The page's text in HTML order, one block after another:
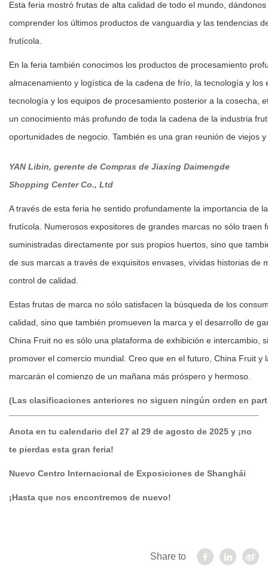
Esta feria mostró frutas de alta calidad de todo el mundo,
comprender los últimos productos de vanguardia y las tendencias
frutícola.
En la feria también conocimos los productos de procesamiento
almacenamiento y logística de la cadena de frío, la tecnología y los
tecnología y los equipos de procesamiento posterior a la cosecha,
un conocimiento más profundo de toda la cadena de la industria
oportunidades de negocio. También es una gran reunión de viejos
YAN Libin, gerente de Compras de Jiaxing Daimengde
Shopping Center Co., Ltd
A través de esta feria he sentido profundamente la importancia de
frutícola. Numerosos expositores de grandes marcas no sólo traen
suministradas directamente por sus propios huertos, sino que
de sus marcas a través de exquisitos envases, vívidas historias de
control de calidad.
Estas frutas de marca no sólo satisfacen la búsqueda de los
calidad, sino que también promueven la marca y el desarrollo de
China Fruit no es sólo una plataforma de exhibición e intercambio,
promover el comercio mundial. Creo que en el futuro, China Fruit y
marcarán el comienzo de un mañana más próspero y hermoso.
(Las clasificaciones anteriores no siguen ningún orden en
Anota en tu calendario del 27 al 29 de agosto de 2025 y ¡no
te pierdas esta gran feria!
Nuevo Centro Internacional de Exposiciones de Shanghái
¡Hasta que nos encontremos de nuevo!
Share to